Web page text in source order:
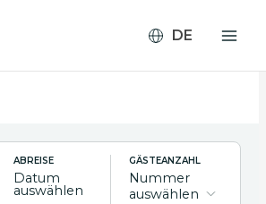
ABREISE
Datum
auswählen
GÄSTEANZAHL
Nummer
auswählen